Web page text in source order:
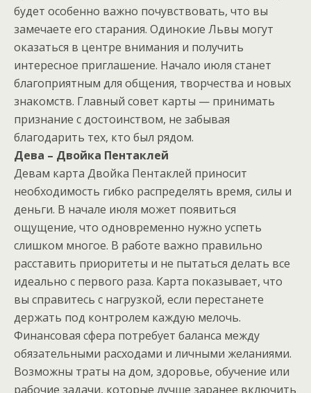
будет особенно важно почувствовать, что вы
замечаете его старания. Одинокие Львы могут
оказаться в центре внимания и получить
интересное приглашение. Начало июля станет
благоприятным для общения, творчества и новых
знакомств. Главный совет карты — принимать
признание с достоинством, не забывая
благодарить тех, кто был рядом.
Дева – Двойка Пентаклей
Девам карта Двойка Пентаклей приносит
необходимость гибко распределять время, силы и
деньги. В начале июля может появиться
ощущение, что одновременно нужно успеть
слишком многое. В работе важно правильно
расставить приоритеты и не пытаться делать все
идеально с первого раза. Карта показывает, что
вы справитесь с нагрузкой, если перестанете
держать под контролем каждую мелочь.
Финансовая сфера потребует баланса между
обязательными расходами и личными желаниями.
Возможны траты на дом, здоровье, обучение или
рабочие задачи, которые лучше заранее включить